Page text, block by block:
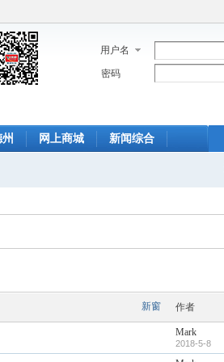
用户名
密码
网上商城 新闻综合
新窗 作者
Mark
2018-5-8